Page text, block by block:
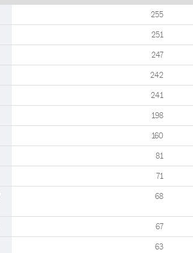
255
251
247
242
241
198
160
81
71
68
67
63